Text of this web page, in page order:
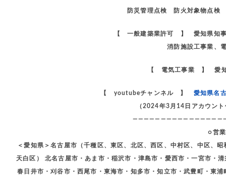
防災管理点検 防火対象物点検
【 一般建築業許可 】 愛知県知
消防施設工事業、
【 電気工事業 】 愛
【 youtubeチャンネル 】 愛知県名
（2024年3月14日アカウン
○営
＜愛知県＞名古屋市（千種区、東区、北区、西区、中村区、中区、
天白区） 北名古屋市・あま市・稲沢市・津島市・愛西市・一宮市・
春日井市・刈谷市・西尾市・東海市・知多市・知立市・武豊町・東